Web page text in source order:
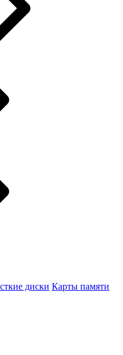
диски Карты памяти